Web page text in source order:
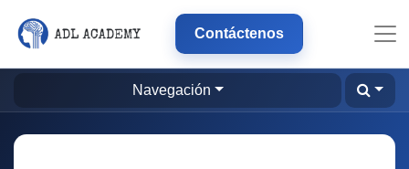
Contáctenos
Navegación